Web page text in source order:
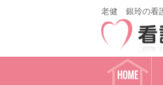
老健 銀玲の看
HOME